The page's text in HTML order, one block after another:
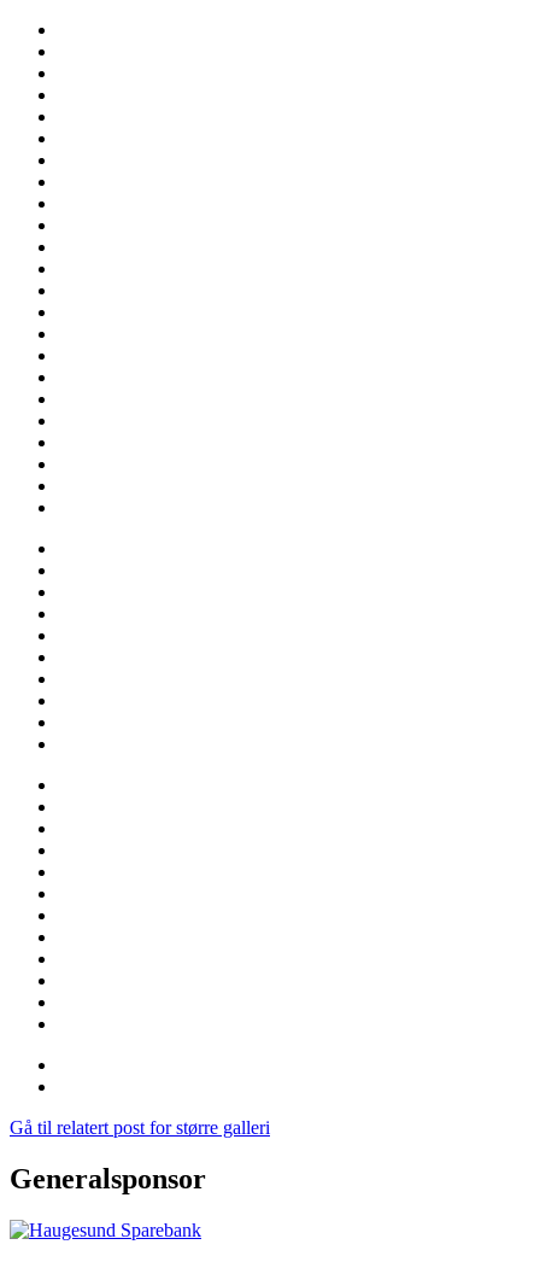
Gå til relatert post for større galleri
Generalsponsor